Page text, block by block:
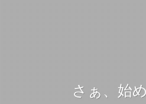
さぁ、始